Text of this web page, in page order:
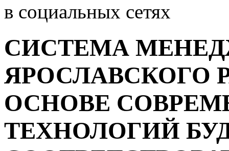
в социальных сетях
СИСТЕМА
ЯРОСЛАВСКОГО
ОСНОВЕ
ТЕХНОЛОГИЙ